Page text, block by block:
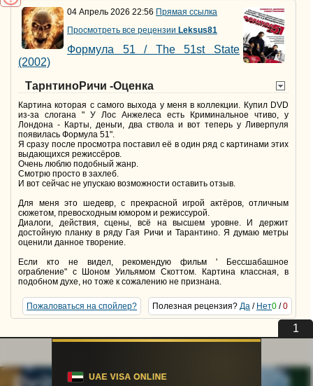
1
04 Апрель 2026 22:56 Прямая ссылка
Просмотреть все рецензии Leksus81
Формула 51 / The 51st State
(2002)
ТарнтиноРичи -Оценка
Картина которая с самого выхода у меня в коллекции. Купил DVD
из-за слогана " У Лос Анжелеса есть Криминальное чтиво, у
Лондона - Карты, деньги, два ствола и вот теперь у Ливерпуля
появилась Формула 51".
Я сразу после просмотра поставил её в один ряд с картинами этих
выдающихся режиссёров.
Очень люблю подобный жанр.
Смотрю просто в захлеб.
И вот сейчас не упускаю возможности оставить отзыв.
Для меня это шедевр, с прекрасной игрой актёров, отличным
сюжетом, превосходным юмором и режиссурой.
Диалоги, действия, сцены, всё на высшем уровне. И держит
достойную планку в ряду Гая Ричи и Тарантино. Я думаю метры
оценили данное творение.
Если кто не видел, рекомендую фильм ' Бессшабашное
ограбление" с Шоном Уильямом Скоттом. Картина классная, в
подобном духе, но тоже к сожалению не признана.
Полезная рецензия?Да / Нет0 /0
Пожаловаться на спойлер?
Вернуться к фильму